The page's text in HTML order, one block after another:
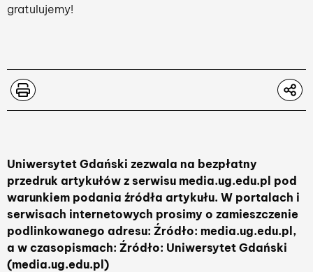
gratulujemy!
Uniwersytet Gdański zezwala na bezpłatny
przedruk artykułów z serwisu media.ug.edu.pl pod
warunkiem podania źródła artykułu. W portalach i
serwisach internetowych prosimy o zamieszczenie
podlinkowanego adresu: Źródło: media.ug.edu.pl,
a w czasopismach: Źródło: Uniwersytet Gdański
(media.ug.edu.pl)